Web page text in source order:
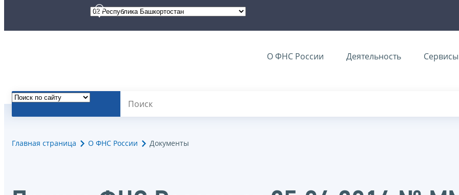
О ФНС России Деятельность Сервисы
Главная страница О ФНС России Документы